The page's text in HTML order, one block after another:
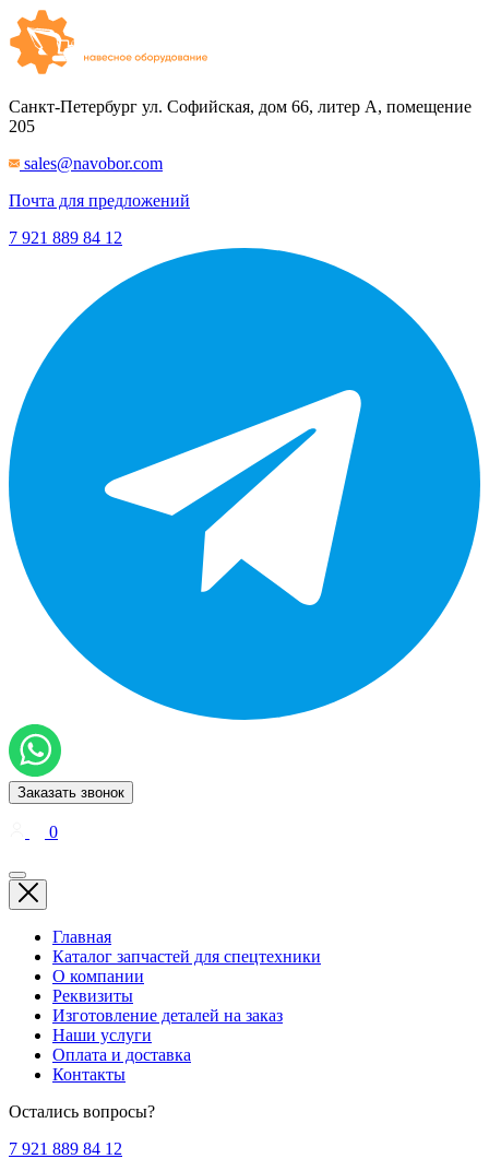
Санкт-Петербург ул. Софийская, дом 66, литер А, помещение
205
sales@navobor.com
Почта для предложений
7 921 889 84 12
Заказать звонок
0
Главная
Каталог запчастей для спецтехники
О компании
Реквизиты
Изготовление деталей на заказ
Наши услуги
Оплата и доставка
Контакты
Остались вопросы?
7 921 889 84 12